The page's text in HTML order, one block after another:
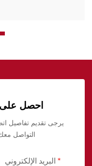
احصل
يرجى تقديم تفاصيل
التواصل
البريد الإلكتروني